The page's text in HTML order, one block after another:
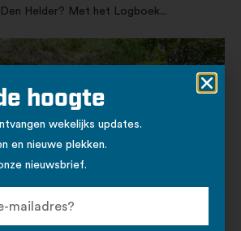
Helder? Met het Logboek...
verwondering
hoogte
wekelijks updates.
en nieuwe plekken.
nieuwsbrief.